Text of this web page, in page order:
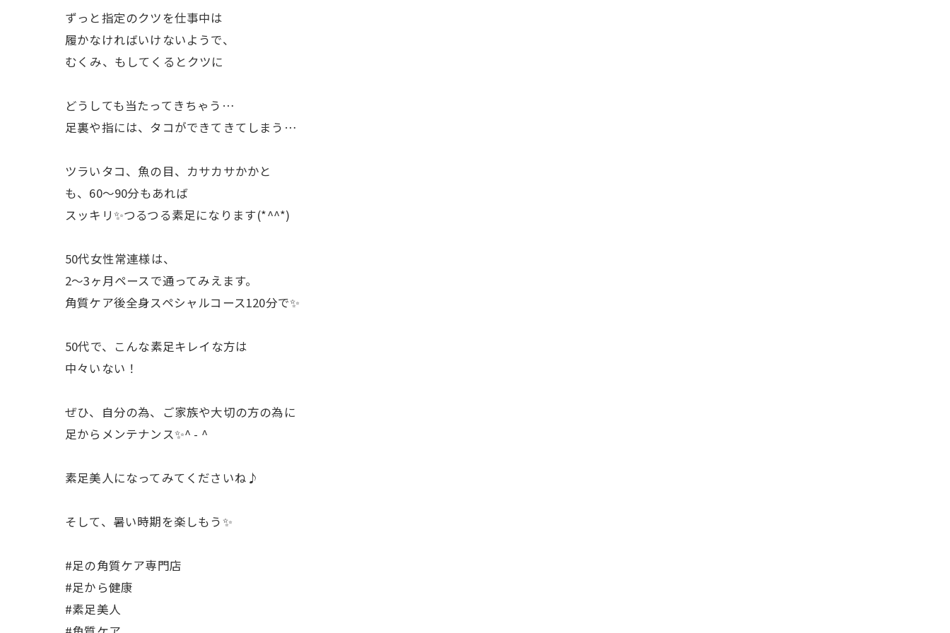
ずっと指定のクツを仕事中は
履かなければいけないようで、
むくみ、もしてくるとクツに
どうしても当たってきちゃう…
足裏や指には、タコができてきてしまう…
ツラいタコ、魚の目、カサカサかかと
も、60〜90分もあれば
スッキリ✨つるつる素足になります(*^^*)
50代女性常連様は、
2〜3ヶ月ペースで通ってみえます。
角質ケア後全身スペシャルコース120分で✨
50代で、こんな素足キレイな方は
中々いない！
ぜひ、自分の為、ご家族や大切の方の為に
足からメンテナンス✨^ - ^
素足美人になってみてくださいね♪
そして、暑い時期を楽しもう✨
#足の角質ケア専門店
#足から健康
#素足美人